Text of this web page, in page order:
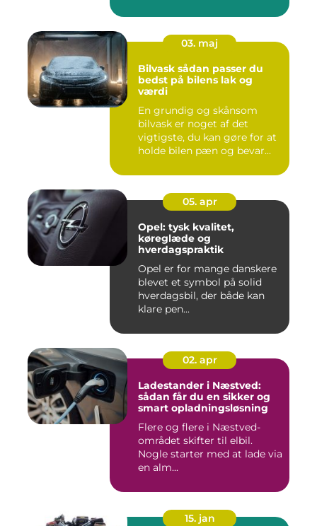
03. maj
Bilvask sådan passer du
bedst på bilens lak og
værdi
En grundig og skånsom
bilvask er noget af det
vigtigste, du kan gøre for at
holde bilen pæn og bevar...
05. apr
Opel: tysk kvalitet,
køreglæde og
hverdagspraktik
Opel er for mange danskere
blevet et symbol på solid
hverdagsbil, der både kan
klare pen...
02. apr
Ladestander i Næstved:
sådan får du en sikker og
smart opladningsløsning
Flere og flere i Næstved-
området skifter til elbil.
Nogle starter med at lade via
en alm...
15. jan